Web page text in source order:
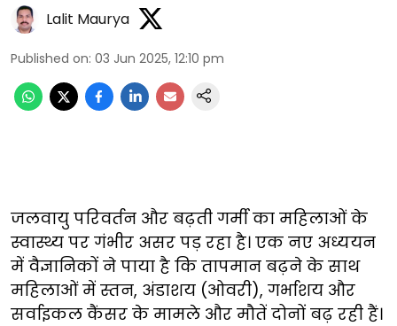
Lalit Maurya
Published on: 03 Jun 2025, 12:10 pm
जलवायु परिवर्तन और बढ़ती गर्मी का महिलाओं के
स्वास्थ्य पर गंभीर असर पड़ रहा है। एक नए अध्ययन
में वैज्ञानिकों ने पाया है कि तापमान बढ़ने के साथ
महिलाओं में स्तन, अंडाशय (ओवरी), गर्भाशय और
सर्वाइकल कैंसर के मामले और मौतें दोनों बढ़ रही हैं।